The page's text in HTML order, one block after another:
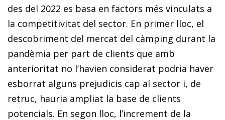
des del 2022 es basa en factors més vinculats a
la competitivitat del sector. En primer lloc, el
descobriment del mercat del càmping durant la
pandèmia per part de clients que amb
anterioritat no l’havien considerat podria haver
esborrat alguns prejudicis cap al sector i, de
retruc, hauria ampliat la base de clients
potencials. En segon lloc, l’increment de la